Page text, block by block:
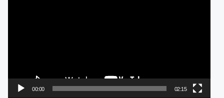
00:00 02:15